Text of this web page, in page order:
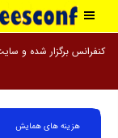
کنفرانس برگزار شده و
هزینه های همایش